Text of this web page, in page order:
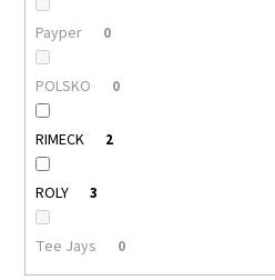
Payper 0
POLSKO 0
RIMECK 2
ROLY 3
Tee Jays 0